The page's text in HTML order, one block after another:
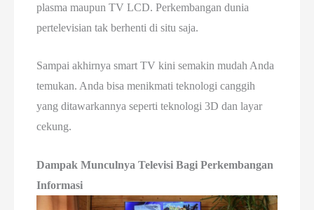
plasma maupun TV LCD. Perkembangan dunia
pertelevisian tak berhenti di situ saja.
Sampai akhirnya smart TV kini semakin mudah Anda
temukan. Anda bisa menikmati teknologi canggih
yang ditawarkannya seperti teknologi 3D dan layar
cekung.
Dampak Munculnya Televisi Bagi Perkembangan
Informasi